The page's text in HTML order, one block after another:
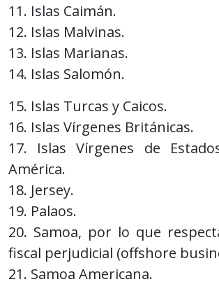
11. Islas Caimán.
12. Islas Malvinas.
13. Islas Marianas.
14. Islas Salomón.
15. Islas Turcas y Caicos.
16. Islas Vírgenes Británicas.
17. Islas Vírgenes de
América.
18. Jersey.
19. Palaos.
20. Samoa, por lo que
fiscal perjudicial (offshore
21. Samoa Americana.